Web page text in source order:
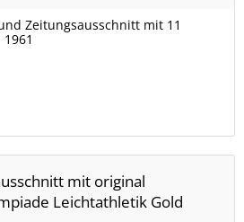
Zeitungsausschnitt mit 11